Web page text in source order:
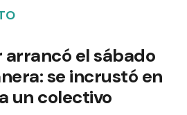
el sábado
se incrustó en
un colectivo